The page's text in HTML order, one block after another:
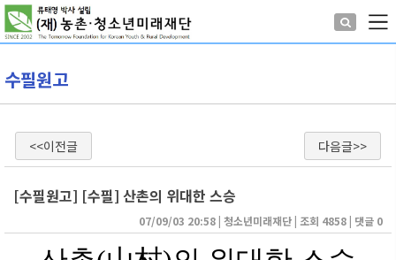
수필원고
<<이전글 다음글>>
[수필원고] [수필] 산촌의 위대한 스승
07/09/03 20:58 | 청소년미래재단 | 조회 4858 | 댓글 0